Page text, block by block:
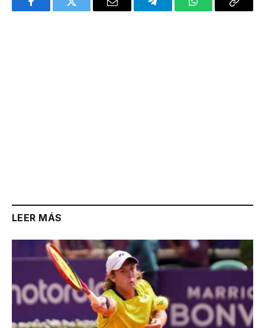
FacebookTwitter Email TelegramWhatsAppCopy
LEER MÁS